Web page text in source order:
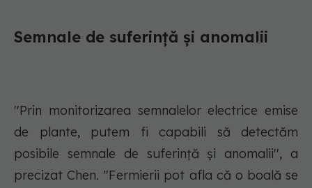
Semnale de suferinţă şi anomalii
''Prin monitorizarea semnalelor electrice emise
de plante, putem fi capabili să detectăm
posibile semnale de suferinţă şi anomalii'', a
precizat Chen. ''Fermierii pot afla că o boală se